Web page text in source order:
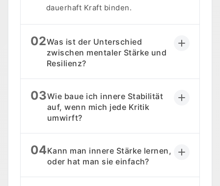
dauerhaft Kraft binden.
02Was ist der Unterschied
zwischen mentaler Stärke und
Resilienz?
03Wie baue ich innere Stabilität
auf, wenn mich jede Kritik
umwirft?
04Kann man innere Stärke lernen,
oder hat man sie einfach?